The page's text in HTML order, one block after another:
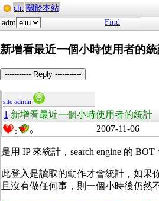
cht 關於本站
adm
Find
新增看最近一個小時使用者的
----------- Reply -----------
site admin
1 新增看最近一個小時使用者的統計
0 0 2007-11-06
是用 IP 來統計，search engine 的 BOT
此登入是讀取的動作才會統計，如果
且沒有做任何事，則一個小時後仍然